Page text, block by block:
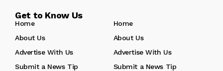
Get to Know Us
Home
Home
About Us
About Us
Advertise With Us
Advertise With Us
Submit a News Tip
Submit a News Tip